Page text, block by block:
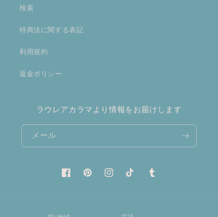
検索
特商法に関する表記
利用規約
返金ポリシー
ラウレアカラマより情報をお届けします
メール
FacebookPinterestInstagramTikTok Tumblr